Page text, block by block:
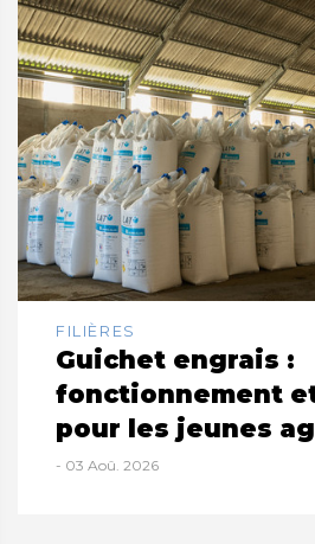
FILIÈRES
Guichet engrais :
fonctionnement
pour les jeunes
- 03 Aoû. 2026